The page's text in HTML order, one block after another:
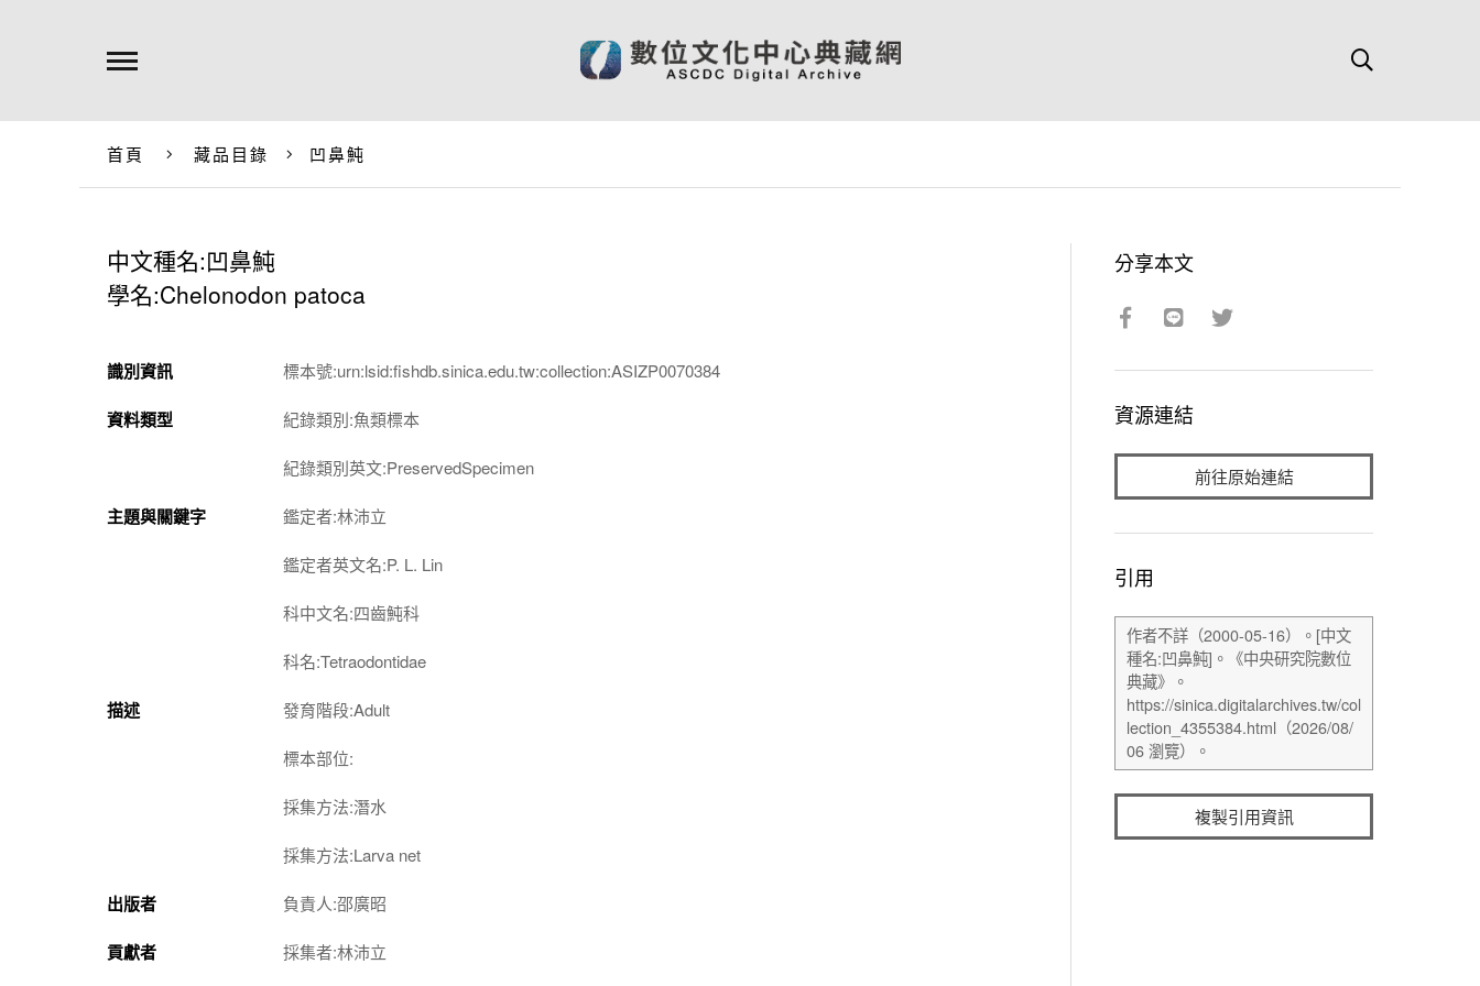
首頁 藏品目錄 凹鼻魨
中文種名:凹鼻魨
學名:Chelonodon patoca
識別資訊 標本號:urn:lsid:fishdb.sinica.edu.tw:collection:ASIZP0070384
資料類型 紀錄類別:魚類標本
紀錄類別英文:PreservedSpecimen
主題與關鍵字 鑑定者:林沛立
鑑定者英文名:P. L. Lin
科中文名:四齒魨科
科名:Tetraodontidae
描述 發育階段:Adult
標本部位:
採集方法:潛水
採集方法:Larva net
出版者 負責人:邵廣昭
貢獻者 採集者:林沛立
分享本文
資源連結
前往原始連結
引用
複製引用資訊